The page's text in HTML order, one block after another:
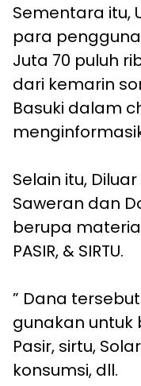
Sementara itu,
para pengguna
Juta 70 puluh
dari kemarin
Basuki dalam
Selain itu,
Saweran dan
berupa material,
PASIR, & SIRTU.
” Dana
gunakan untuk
Pasir, sirtu,
konsumsi, dll.